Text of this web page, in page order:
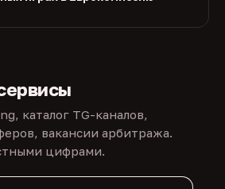
каталог TG-каналов,
вакансии арбитража.
цифрами.